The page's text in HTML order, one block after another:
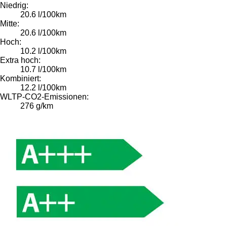
Niedrig:
20.6 l/100km
Mitte:
20.6 l/100km
Hoch:
10.2 l/100km
Extra hoch:
10.7 l/100km
Kombiniert:
12.2 l/100km
WLTP-CO2-Emissionen:
276 g/km